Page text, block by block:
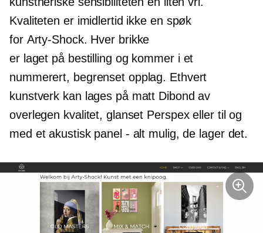
Kvaliteten er imidlertid ikke en spøk
for Arty-Shock. Hver brikke
er laget på bestilling og kommer i et
nummerert, begrenset opplag. Ethvert
kunstverk kan lages på matt Dibond av
overlegen kvalitet, glanset Perspex eller til og
med et akustisk panel - alt mulig, de lager det.